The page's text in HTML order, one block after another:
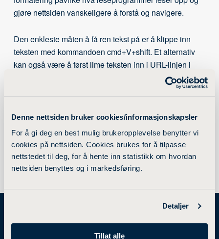
Denne nettsiden bruker cookies/informasjonskapsler
For å gi deg en best mulig brukeropplevelse benytter vi
cookies på nettsiden. Cookies brukes for å tilpasse
nettstedet til deg, for å hente inn statistikk om hvordan
nettsiden benyttes og i markedsføring.
Detaljer
Tillat alle
gjøre nettsiden vanskeligere å forstå og navigere.
Den enkleste måten å få ren tekst på er å klippe inn
teksten med kommandoen cmd+V+shift. Et alternativ
kan også være å først lime teksten inn i URL-linjen i
Chrome eller Safari. Da renskes teksten for absolutt all
formatering og den kan kopieres inn på nettsiden.
Det er også lurt å ta hensyn til dette rådet ved kopiering
fra et word-dokument til et annet.